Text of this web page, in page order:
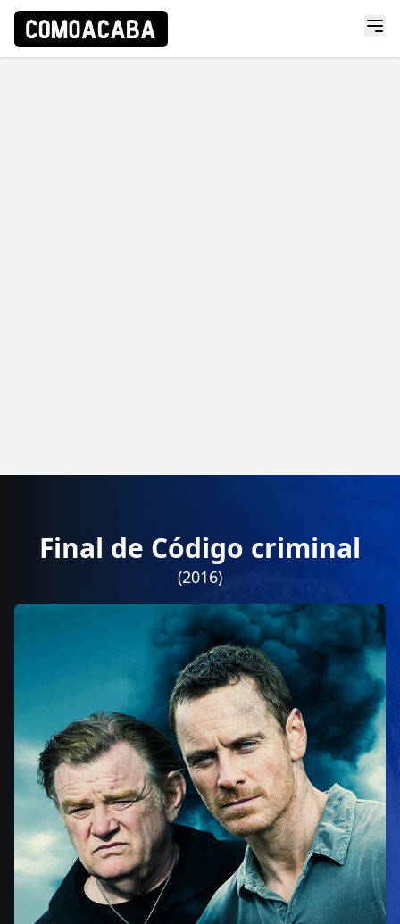
Final de Código criminal
(2016)